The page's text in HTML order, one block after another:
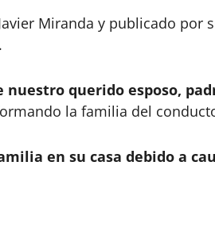
Miranda y publicado por
querido esposo,
la familia del
en su casa debido a